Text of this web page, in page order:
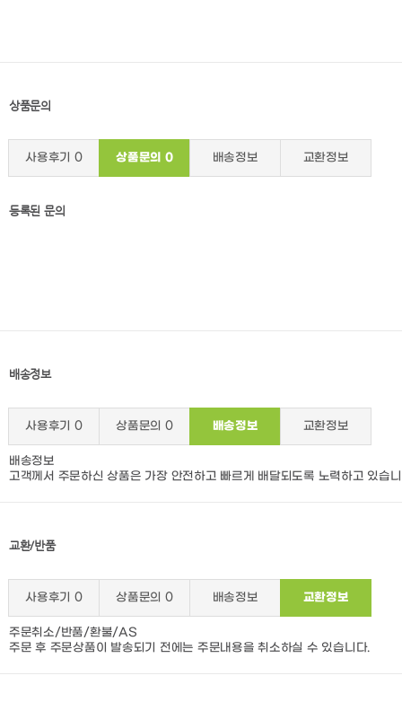
상품문의
사용후기 0 상품문의 0 배송정보 교환정보
등록된 문의
배송정보
사용후기 0 상품문의 0 배송정보 교환정보
배송정보
고객께서 주문하신 상품은 가장 안전하고 빠르게 배달되도록 노력하고 있습
교환/반품
사용후기 0 상품문의 0 배송정보 교환정보
주문취소/반품/환불/AS
주문 후 주문상품이 발송되기 전에는 주문내용을 취소하실 수 있습니다.